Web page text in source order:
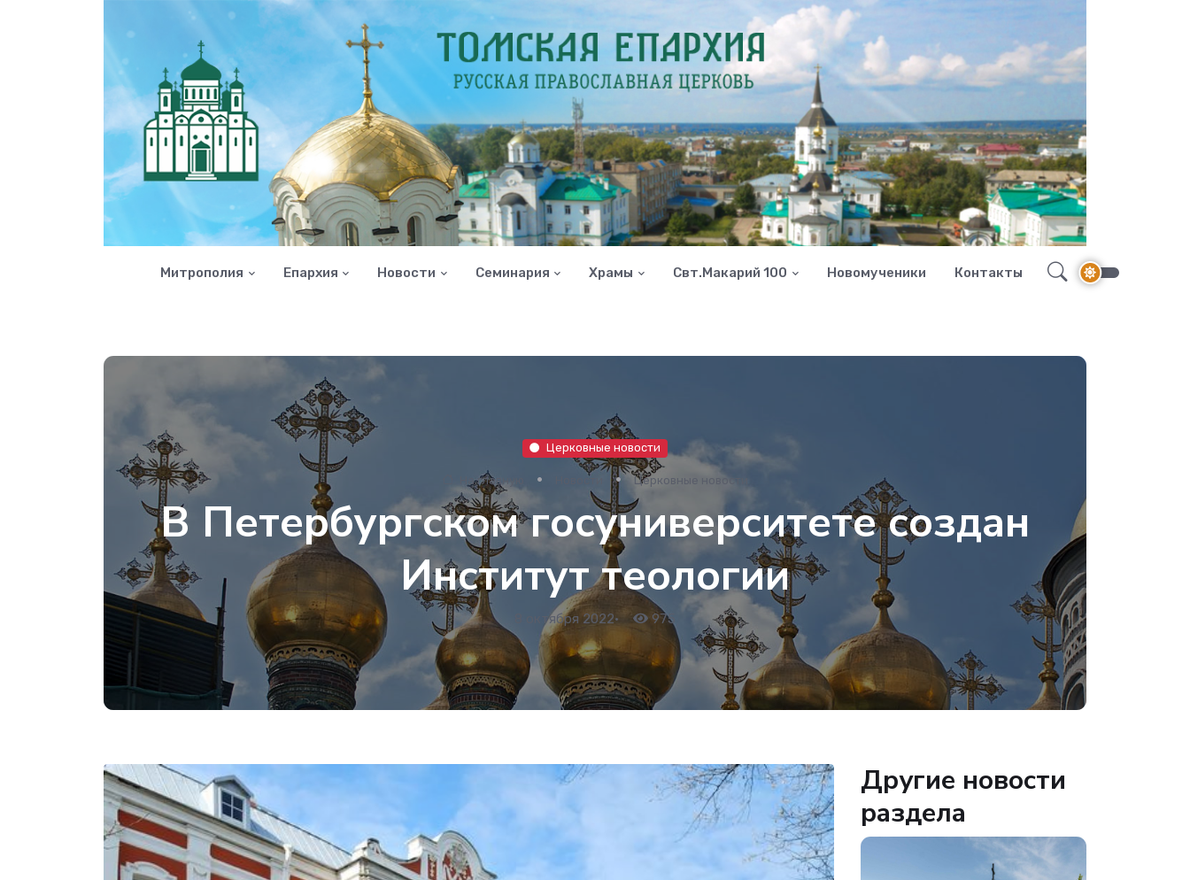
Митрополия Епархия Новости Семинария Храмы Свт.Макарий 100 Новомученики Контакты
Церковные новости
На главную Новости Церковные новости
В Петербургском госуниверситете создан
Институт теологии
8 октября 2022• 975
Другие новости
раздела